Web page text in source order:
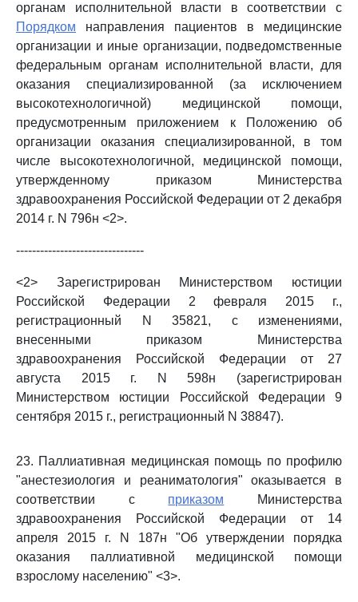
органам исполнительной власти в соответствии с
Порядком направления пациентов в медицинские
организации и иные организации, подведомственные
федеральным органам исполнительной власти, для
оказания специализированной (за исключением
высокотехнологичной) медицинской помощи,
предусмотренным приложением к Положению об
организации оказания специализированной, в том
числе высокотехнологичной, медицинской помощи,
утвержденному приказом Министерства
здравоохранения Российской Федерации от 2 декабря
2014 г. N 796н <2>.
--------------------------------
<2> Зарегистрирован Министерством юстиции
Российской Федерации 2 февраля 2015 г.,
регистрационный N 35821, с изменениями,
внесенными приказом Министерства
здравоохранения Российской Федерации от 27
августа 2015 г. N 598н (зарегистрирован
Министерством юстиции Российской Федерации 9
сентября 2015 г., регистрационный N 38847).
23. Паллиативная медицинская помощь по профилю
"анестезиология и реаниматология" оказывается в
соответствии с приказом Министерства
здравоохранения Российской Федерации от 14
апреля 2015 г. N 187н "Об утверждении порядка
оказания паллиативной медицинской помощи
взрослому населению" <3>.